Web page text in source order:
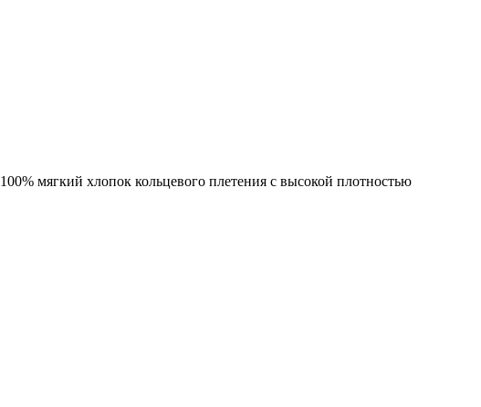
100% мягкий хлопок кольцевого плетения с высокой плотностью